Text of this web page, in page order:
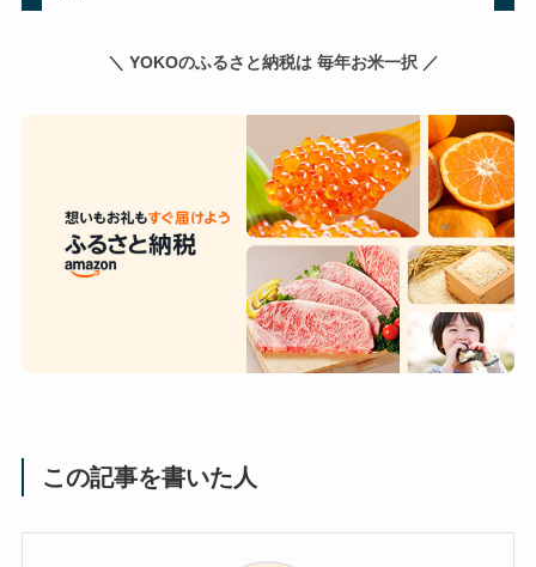
＼ YOKOのふるさと納税は 毎年お米一択 ／
この記事を書いた人